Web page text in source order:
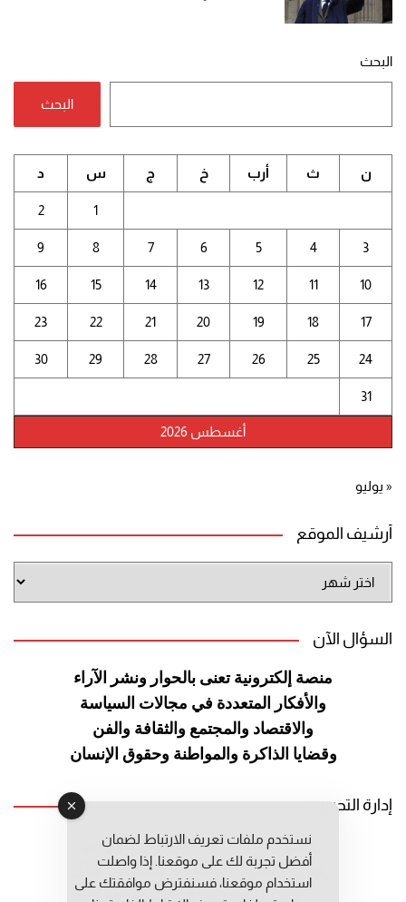
البحث
البحث
أغسطس 2026
ن ث أرب خ ج س د
1
2
3
4
5
6
7
8
9
10
11
12
13
14
15
16
17
18
19
20
21
22
23
24
25
26
27
28
29
30
31
« يوليو
أرشيف الموقع
الموقع
السؤال الآن
منصة إلكترونية تعنى بالحوار ونشر الآراء
والأفكار المتعددة في مجالات السياسة
والاقتصاد والمجتمع والثقافة والفن
وقضايا الذاكرة والمواطنة وحقوق الإنسان
إدارة التحرير
رئيس التحرير: عبد الرحيم التوراني
رئيس التحرير المساعد: المعطي قبال
مديرة التحرير: فاطمة حوحو
نستخدم ملفات تعريف الارتباط لضمان
أفضل تجربة لك على موقعنا. إذا واصلت
استخدام موقعنا، فسنفترض موافقتك على